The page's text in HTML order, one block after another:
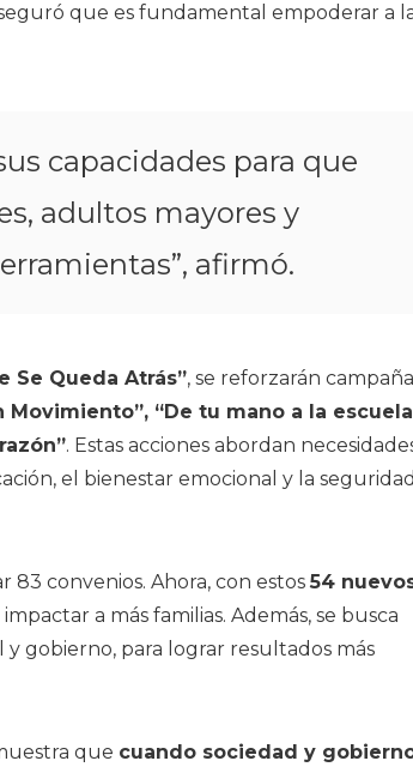
que es fundamental empoderar a
capacidades para que
adultos mayores y
afirmó.
Se Queda Atrás”, se reforzarán
Movimiento”, “De tu mano a la
. Estas acciones abordan
el bienestar emocional y la seguridad
83 convenios. Ahora, con estos54
a más familias. Además, se busca
gobierno, para lograr resultados más
que cuando sociedad y